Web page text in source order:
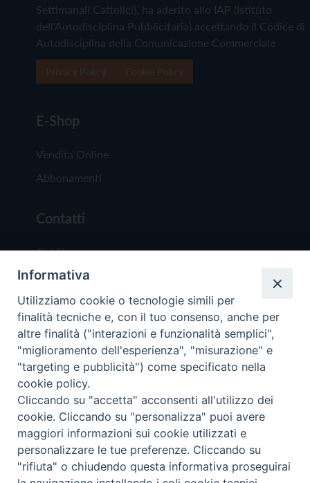
Settimanali Cattolici), ha aderito allo IAP (Istituto
dell'Autodisciplina Pubblicitaria) accettando il Codice di
Autodisciplina della Comunicazione Commerciale
E-Shop
Vendita Online
Abbonamenti
Contatti
Chi Siamo
Redazione
Scrivici
Copyright © 2019 - Tutti i diritti riservati - Vita
Trentina Editrice
Privacy Policy
Torna
Informativa
Utilizziamo cookie o tecnologie simili per
finalità tecniche e, con il tuo consenso, anche per
altre finalità ("interazioni e funzionalità semplici",
"miglioramento dell'esperienza", "misurazione" e
"targeting e pubblicità") come specificato nella
cookie policy.
Cliccando su "accetta" acconsenti all'utilizzo dei
cookie. Cliccando su "personalizza" puoi avere
maggiori informazioni sui cookie utilizzati e
personalizzare le tue preferenze. Cliccando su
"rifiuta" o chiudendo questa informativa proseguirai